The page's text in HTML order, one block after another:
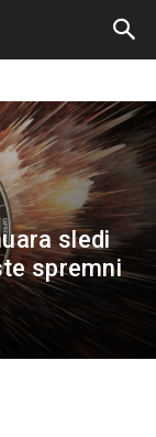
sledi
spremni